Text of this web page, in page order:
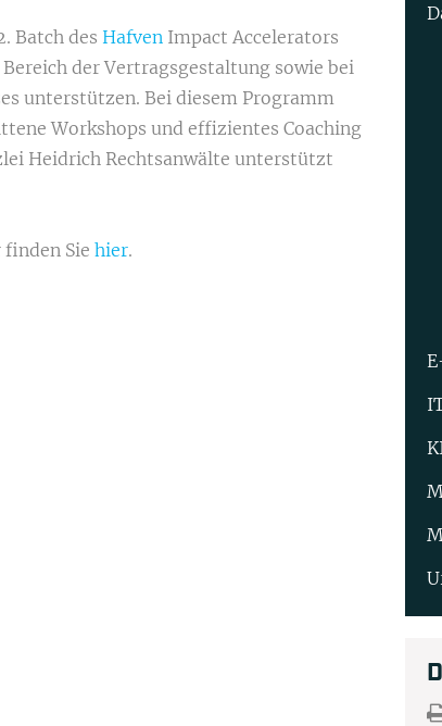
Batch des Hafven Impact Accelerators
der Vertragsgestaltung sowie bei
unterstützen. Bei diesem Programm
Workshops und effizientes Coaching
Heidrich Rechtsanwälte unterstützt
Sie hier.